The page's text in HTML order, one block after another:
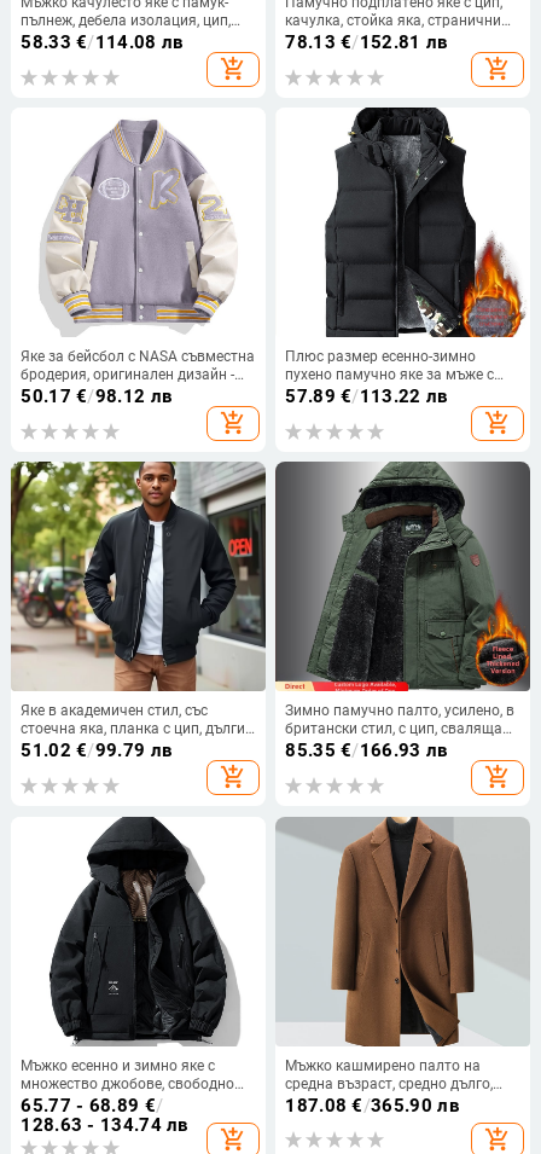
пълнеж, дебела изолация, цип,
полиестерна материя
58.33 €/114.08 лв
add_shopping_cart
качулка, стойка яка, странични
джобове, памучен пълнеж
78.13 €/152.81 лв
add_shopping_cart
Яке за бейсбол с NASA съвместна
бродерия, оригинален дизайн -
дишащ текстил, основна материя
полиестер, стойков яка, едно
ръкави, нормална дължина, без
качулка, пролет-есен, за мъже
50.17 €/98.12 лв
add_shopping_cart
Плюс размер есенно-зимно
пухено памучно яке за мъже с
подвижна качулка, спортно
кадифено облекло, жилетка, яке с
57.89 €/113.22 лв
add_shopping_cart
Яке в академичен стил, със
стоечна яка, планка с цип, дълги
ръкави, полиестер,
51.02 €/99.79 лв
add_shopping_cart
Зимно памучно палто, усилено, в
британски стил, с цип, сваляща
се яка и множество джобове.
85.35 €/166.93 лв
add_shopping_cart
Мъжко есенно и зимно яке с
множество джобове, свободно
памучно яке с качулка в стил
Хонконг, модерен топ,
едноцветни дрехи
65.77 - 68.89 €/
128.63 - 134.74 лв
add_shopping_cart
Мъжко кашмирено палто на
средна възраст, средно дълго,
есенно и зимно, висок клас,
вълнено палто, костюм, яка,
бизнес, ежедневен, вълнен
187.08 €/365.90 лв
add_shopping_cart